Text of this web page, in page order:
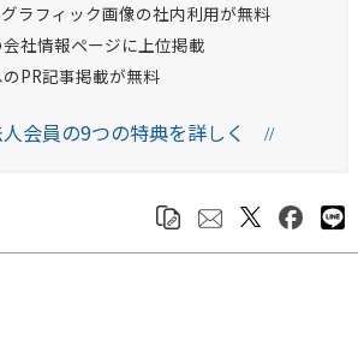
ラフィック画像の社内利用が無料
会社情報ページに上位掲載
のPR記事掲載が無料
会員の9つの特典を詳しく //